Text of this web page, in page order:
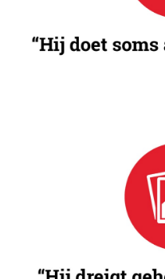
Je partner negeert
Gevoelens, daden of
drukmiddel